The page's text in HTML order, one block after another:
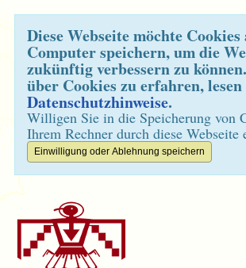
Diese Webseite möchte
Computer speichern, um die
zukünftig verbessern zu
über Cookies zu erfahren,
Datenschutzhinweise.
Willigen Sie in die Speicherung von
Ihrem Rechner durch diese Webseite